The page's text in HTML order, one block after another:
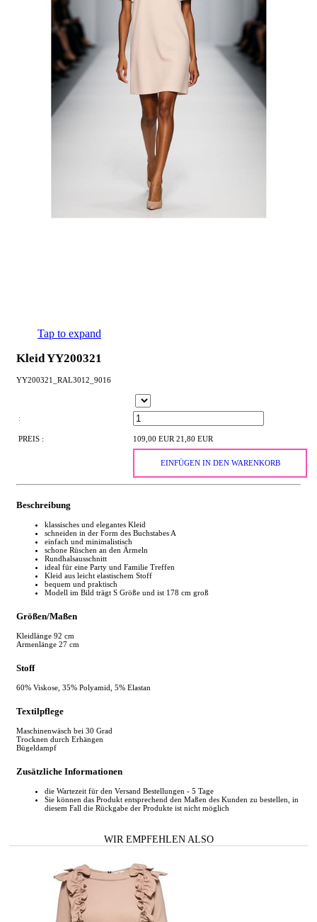
Tap to expand
Kleid YY200321
YY200321_RAL3012_9016
:
PREIS : 109,00 EUR 21,80 EUR
EINFÜGEN IN DEN WARENKORB
Beschreibung
klassisches und elegantes Kleid
schneiden in der Form des Buchstabes A
einfach und minimalistisch
schone Rüschen an den Ärmeln
Rundhalsausschnitt
ideal für eine Party und Familie Treffen
Kleid aus leicht elastischem Stoff
bequem und praktisch
Modell im Bild trägt S Größe und ist 178 cm groß
Größen/Maßen
Kleidlänge 92 cm
Armenlänge 27 cm
Stoff
60% Viskose, 35% Polyamid, 5% Elastan
Textilpflege
Maschinenwäsch bei 30 Grad
Trocknen durch Erhängen
Bügeldampf
Zusätzliche Informationen
die Wartezeit für den Versand Bestellungen - 5 Tage
Sie können das Produkt entsprechend den Maßen des Kunden zu bestellen, in
diesem Fall die Rückgabe der Produkte ist nicht möglich
WIR EMPFEHLEN ALSO